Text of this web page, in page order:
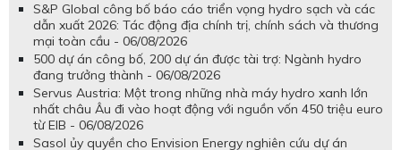
S&P Global công bố báo cáo triển vọng hydro sạch và các
dẫn xuất 2026: Tác động địa chính trị, chính sách và thương
mại toàn cầu - 06/08/2026
500 dự án công bố, 200 dự án được tài trợ: Ngành hydro
đang trưởng thành - 06/08/2026
Servus Austria: Một trong những nhà máy hydro xanh lớn
nhất châu Âu đi vào hoạt động với nguồn vốn 450 triệu euro
từ EIB - 06/08/2026
Sasol ủy quyền cho Envision Energy nghiên cứu dự án